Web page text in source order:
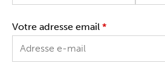
Votre adresse email *